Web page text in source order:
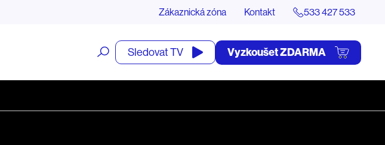
Zákaznická zóna Kontakt 533 427 533
Otevřít
vyhledávání
Sledovat TV Vyzkoušet ZDARMA